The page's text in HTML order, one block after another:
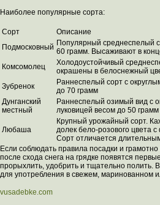
Наиболее популярные сорта:
Сорт
Описание
Подмосковный Популярный среднеспелый
60 грамм. Высаживают в
Комсомолец
Холодоустойчивый
окрашены в белоснежный
Зубренок
Раннеспелый сорт с
до 70 грамм
Дунганский
местный
Раннеспелый озимый вид с
луковицей весом до 50 грамм
Любаша
Крупный урожайный сорт.
долек бело-розового цвета
Сорт отличается
Если соблюдать правила посадки и
после схода снега на грядке появятся
прорыхлить, удобрить и тщательно полить.
для употребления в свежем, маринованном
vusadebke.com